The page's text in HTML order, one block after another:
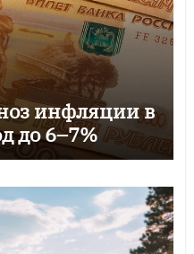
инфляции в
до 6–7%